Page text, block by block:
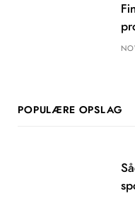
POPULÆRE OPSLAG